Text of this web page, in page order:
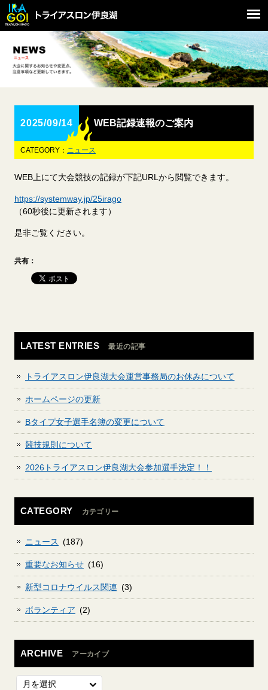
2025/09/14 WEB記録速報のご案内
CATEGORY： ニュース
WEB上にて大会競技の記録が下記URLから閲覧できます。
https://systemway.jp/25irago
（60秒後に更新されます）
是非ご覧ください。
共有：
LATEST ENTRIES 最近の記事
トライアスロン伊良湖大会運営事務局のお休みについて
ホームページの更新
Bタイプ女子選手名簿の変更について
競技規則について
2026トライアスロン伊良湖大会参加選手決定！！
CATEGORY カテゴリー
ニュース (187)
重要なお知らせ (16)
新型コロナウイルス関連 (3)
ボランティア (2)
ARCHIVE アーカイブ